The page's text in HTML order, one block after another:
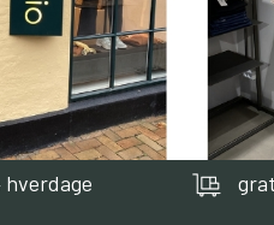
hverdage